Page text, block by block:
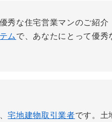
秀な住宅営業マンのご紹介
ムで、あなたにとって優
宅地建物取引業者です。土